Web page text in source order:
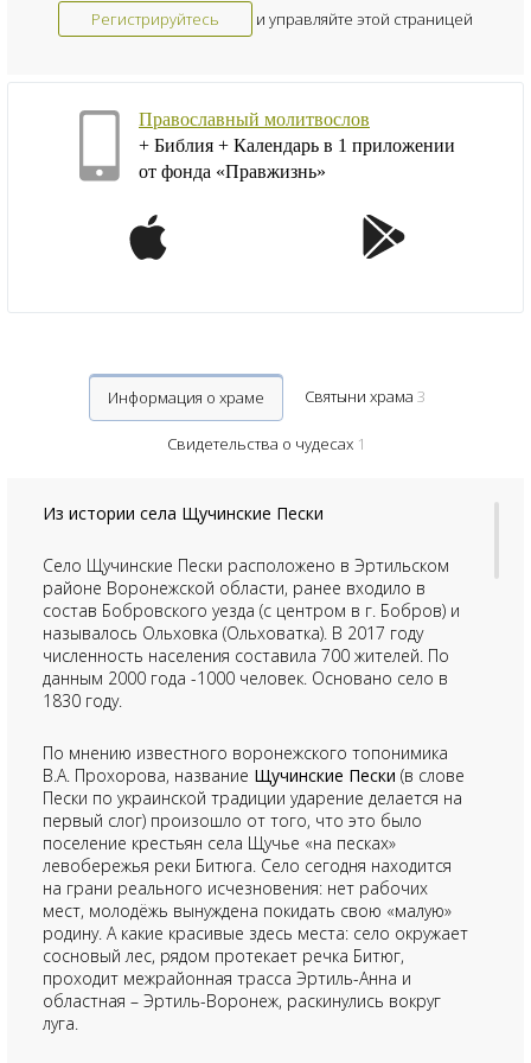
Регистрируйтесь
и управляйте этой страницей
Православный молитвослов
+ Библия + Календарь в 1 приложении
от фонда «Правжизнь»
Информация о храме Святыни храма 3
Свидетельства о чудесах 1
Из истории села Щучинские Пески
Село Щучинские Пески расположено в Эртильском
районе Воронежской области, ранее входило в
состав Бобровского уезда (с центром в г. Бобров) и
называлось Ольховка (Ольховатка). В 2017 году
численность населения составила 700 жителей. По
данным 2000 года -1000 человек. Основано село в
1830 году.
По мнению известного воронежского топонимика
В.А. Прохорова, название Щучинские Пески (в слове
Пески по украинской традиции ударение делается на
первый слог) произошло от того, что это было
поселение крестьян села Щучье «на песках»
левобережья реки Битюга. Село сегодня находится
на грани реального исчезновения: нет рабочих
мест, молодёжь вынуждена покидать свою «малую»
родину. А какие красивые здесь места: село окружает
сосновый лес, рядом протекает речка Битюг,
проходит межрайонная трасса Эртиль-Анна и
областная – Эртиль-Воронеж, раскинулись вокруг
луга.